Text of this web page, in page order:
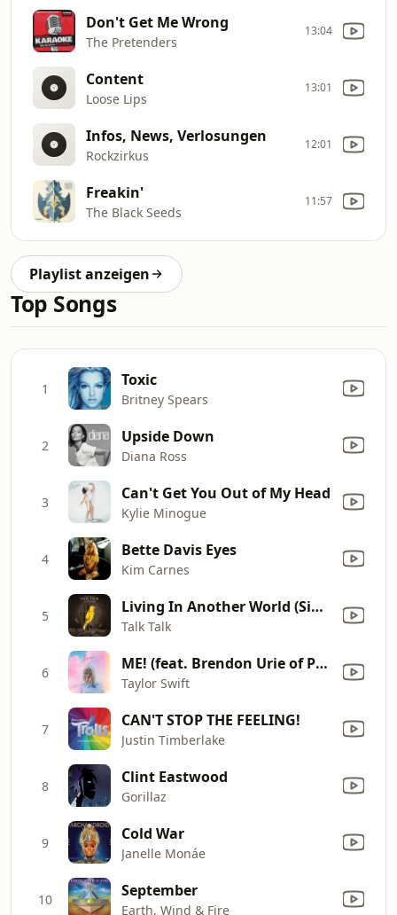
Don't Get Me Wrong
The Pretenders
13:04
Content
Loose Lips
13:01
Infos, News, Verlosungen
Rockzirkus
12:01
Freakin'
The Black Seeds
11:57
Playlist anzeigen
Top Songs
1 Toxic
Britney Spears
2 Upside Down
Diana Ross
3 Can't Get You Out of My Head
Kylie Minogue
4 Bette Davis Eyes
Kim Carnes
5 Living In Another World (Single Version)
Talk Talk
6 ME! (feat. Brendon Urie of Panic! At The Disco)
Taylor Swift
7 CAN'T STOP THE FEELING!
Justin Timberlake
8 Clint Eastwood
Gorillaz
9 Cold War
Janelle Monáe
10 September
Earth, Wind & Fire